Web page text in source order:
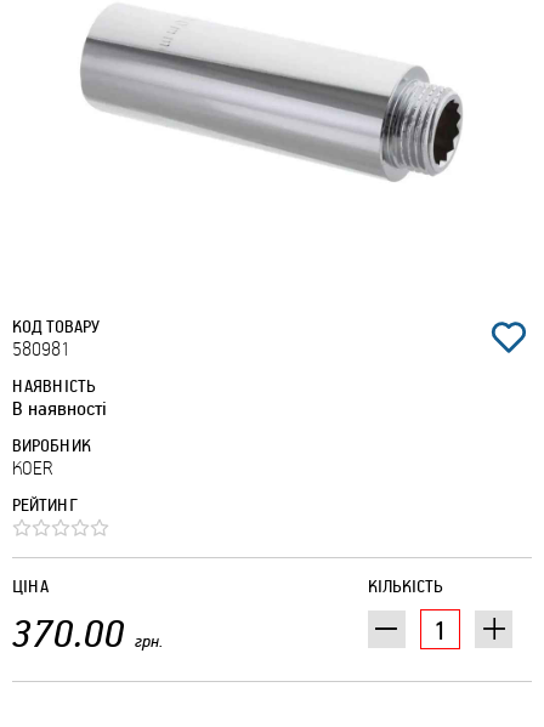
КОД ТОВАРУ
580981
НАЯВНІСТЬ
В наявності
ВИРОБНИК
KOER
РЕЙТИНГ
КІЛЬКІСТЬ
ЦІНА
370.00 грн.